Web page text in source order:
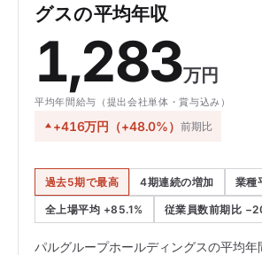
グスの平均年収
1,283万円
平均年間給与（提出会社単体・賞与込み）
+416万円（+48.0%）前期比
過去5期で最高 4期連続の増加 業種
全上場平均 +85.1% 従業員数前期比
パルグループホールディングスの平均